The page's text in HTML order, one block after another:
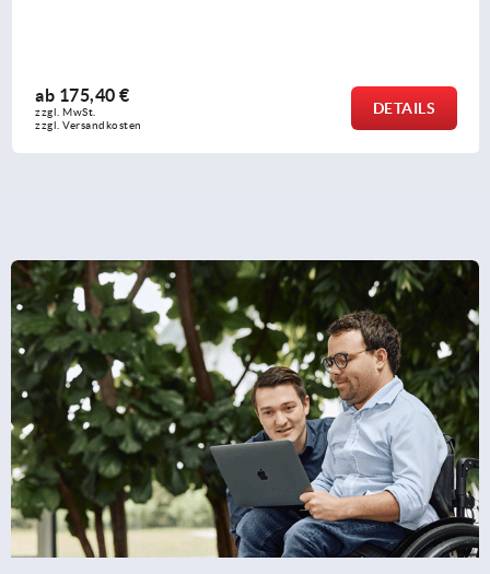
ab 175,40 €
zzgl. MwSt.
zzgl. Versandkosten
DETAILS